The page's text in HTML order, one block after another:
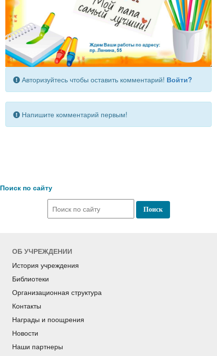
Авторизуйтесь чтобы оставить комментарий! Войти?
Напишите комментарий первым!
Поиск по сайту
ОБ УЧРЕЖДЕНИИ
История учреждения
Библиотеки
Организационная структура
Контакты
Награды и поощрения
Новости
Наши партнеры